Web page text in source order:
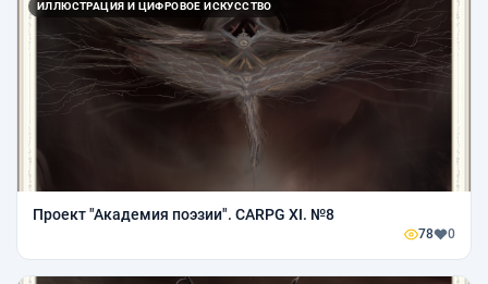
ИЛЛЮСТРАЦИЯ И ЦИФРОВОЕ ИСКУССТВО
Проект "Академия поэзии". CARPG XI. №8
78 0